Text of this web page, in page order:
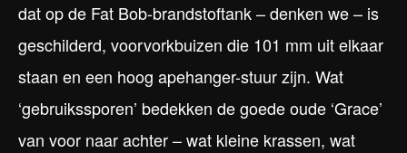
dat op de Fat Bob-brandstoftank – denken we – is
geschilderd, voorvorkbuizen die 101 mm uit elkaar
staan en een hoog apehanger-stuur zijn. Wat
‘gebruikssporen’ bedekken de goede oude ‘Grace’
van voor naar achter – wat kleine krassen, wat